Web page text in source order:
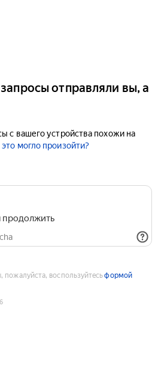
отправляли вы, а
с вашего устройства похожи на
могло произойти?
пожалуйста, воспользуйтесьформой